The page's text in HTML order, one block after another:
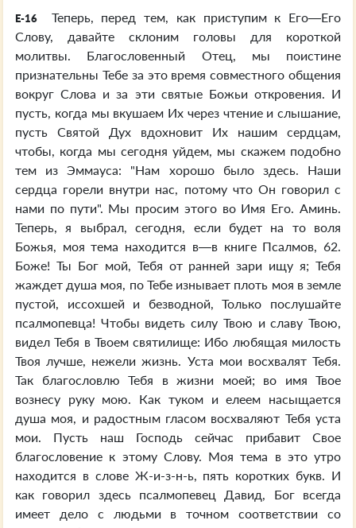
E-16
Теперь, перед тем, как приступим к Его—Его
Слову, давайте склоним головы для короткой
молитвы. Благословенный Отец, мы поистине
признательны Тебе за это время совместного общения
вокруг Слова и за эти святые Божьи откровения. И
пусть, когда мы вкушаем Их через чтение и слышание,
пусть Святой Дух вдохновит Их нашим сердцам,
чтобы, когда мы сегодня уйдем, мы скажем подобно
тем из Эммауса: "Нам хорошо было здесь. Наши
сердца горели внутри нас, потому что Он говорил с
нами по пути". Мы просим этого во Имя Его. Аминь.
Теперь, я выбрал, сегодня, если будет на то воля
Божья, моя тема находится в—в книге Псалмов, 62.
Боже! Ты Бог мой, Тебя от ранней зари ищу я; Тебя
жаждет душа моя, по Тебе изнывает плоть моя в земле
пустой, иссохшей и безводной, Только послушайте
псалмопевца! Чтобы видеть силу Твою и славу Твою,
видел Тебя в Твоем святилище: Ибо любящая милость
Твоя лучше, нежели жизнь. Уста мои восхвалят Тебя.
Так благословлю Тебя в жизни моей; во имя Твое
вознесу руку мою. Как туком и елеем насыщается
душа моя, и радостным гласом восхваляют Тебя уста
мои. Пусть наш Господь сейчас прибавит Свое
благословение к этому Слову. Моя тема в это утро
находится в слове Ж-и-з-н-ь, пять коротких букв. И
как говорил здесь псалмопевец Давид, Бог всегда
имеет дело с людьми в точном соответствии со